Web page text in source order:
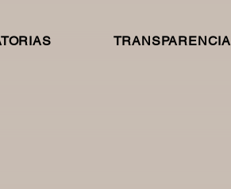
TRANSPARENCIA